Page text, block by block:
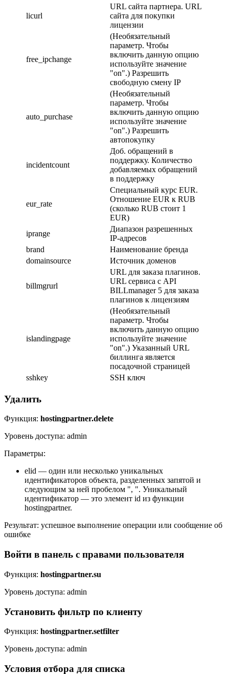
licurl
URL сайта партнера. URL
сайта для покупки
лицензии
free_ipchange
(Необязательный
параметр. Чтобы
включить данную опцию
используйте значение
"on".) Разрешить
свободную смену IP
auto_purchase
(Необязательный
параметр. Чтобы
включить данную опцию
используйте значение
"on".) Разрешить
автопокупку
incidentcount
Доб. обращений в
поддержку. Количество
добавляемых обращений
в поддержку
eur_rate
Специальный курс EUR.
Отношение EUR к RUB
(сколько RUB стоит 1
EUR)
iprange
Диапазон разрешенных
IP-адресов
brand
Наименование бренда
domainsource
Источник доменов
billmgrurl
URL для заказа плагинов.
URL сервиса с API
BILLmanager 5 для заказа
плагинов к лицензиям
islandingpage
(Необязательный
параметр. Чтобы
включить данную опцию
используйте значение
"on".) Указанный URL
биллинга является
посадочной страницей
sshkey
SSH ключ
Удалить
Функция: hostingpartner.delete
Уровень доступа: admin
Параметры:
elid — один или несколько уникальных
идентификаторов объекта, разделенных запятой и
следующим за ней пробелом ", ". Уникальный
идентификатор — это элемент id из функции
hostingpartner.
Результат: успешное выполнение операции или сообщение об
ошибке
Войти в панель с правами пользователя
Функция: hostingpartner.su
Уровень доступа: admin
Установить фильтр по клиенту
Функция: hostingpartner.setfilter
Уровень доступа: admin
Условия отбора для списка